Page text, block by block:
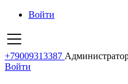
Войти
+79009313387
Войти